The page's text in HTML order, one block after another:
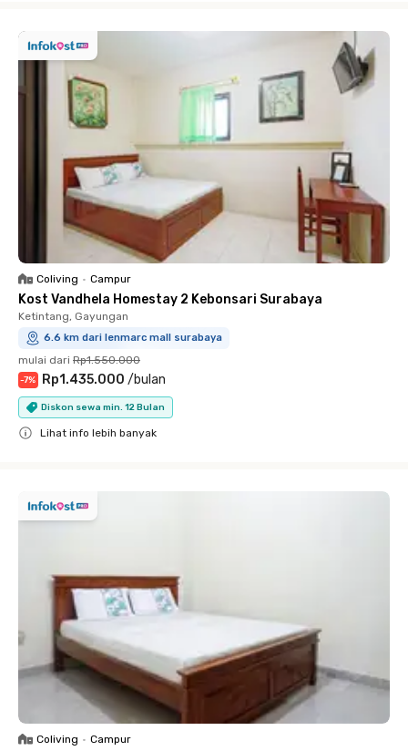
Coliving • Campur
Kost Vandhela Homestay 2 Kebonsari Surabaya
Ketintang, Gayungan
6.6 km dari lenmarc mall surabaya
mulai dari Rp1.550.000
-7% Rp1.435.000 /bulan
Diskon sewa min. 12 Bulan
Lihat info lebih banyak
Coliving • Campur